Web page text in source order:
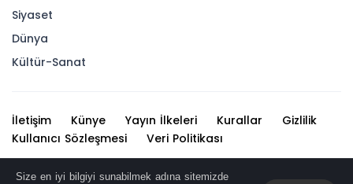
Siyaset
Dünya
Kültür-Sanat
İletişim Künye Yayın İlkeleri Kurallar
Gizlilik
Kullanıcı Sözleşmesi
Veri Politikası
Size en iyi bilgiyi sunabilmek adına sitemizde